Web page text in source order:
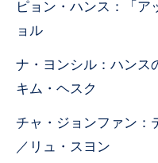
ピョン・ハンス：「ア
ョル
ナ・ヨンシル：ハンス
キム・ヘスク
チャ・ジョンファン：
／リュ・スヨン